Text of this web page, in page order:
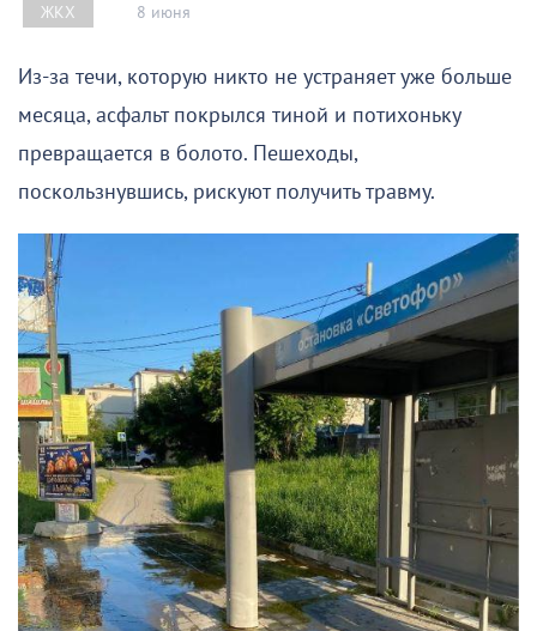
ЖКХ 8 июня
Из-за течи, которую никто не устраняет уже больше
месяца, асфальт покрылся тиной и потихоньку
превращается в болото. Пешеходы,
поскользнувшись, рискуют получить травму.